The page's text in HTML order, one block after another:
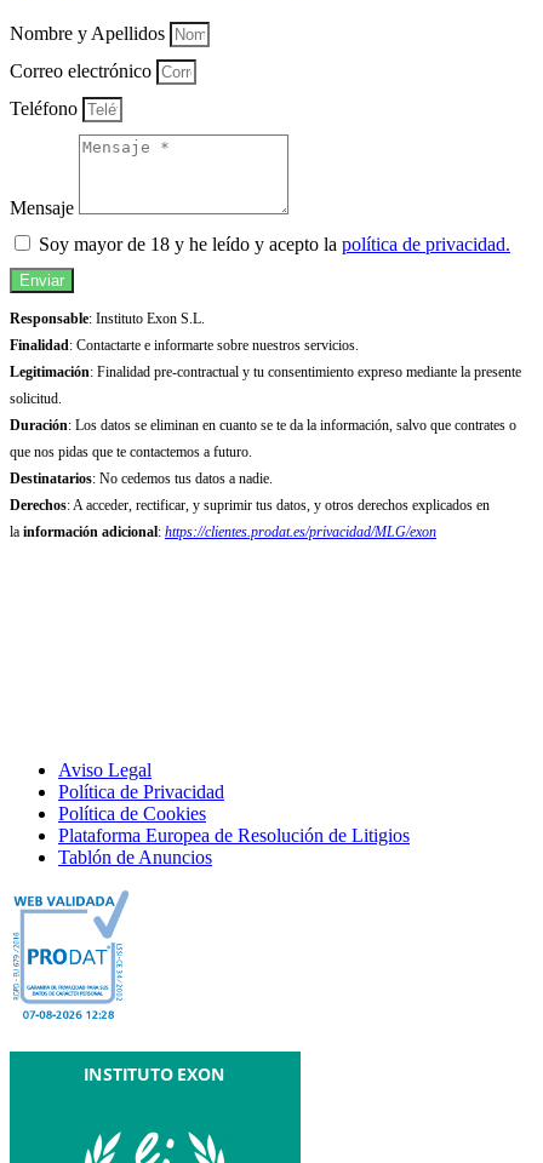
Nombre y Apellidos
Correo electrónico
Teléfono
Mensaje
Soy mayor de 18 y he leído y acepto la política de privacidad.
Enviar
Responsable: Instituto Exon S.L.
Finalidad: Contactarte e informarte sobre nuestros servicios.
Legitimación: Finalidad pre-contractual y tu consentimiento expreso mediante la presente
solicitud.
Duración: Los datos se eliminan en cuanto se te da la información, salvo que contrates o
que nos pidas que te contactemos a futuro.
Destinatarios: No cedemos tus datos a nadie.
Derechos: A acceder, rectificar, y suprimir tus datos, y otros derechos explicados en
la información adicional: https://clientes.prodat.es/privacidad/MLG/exon
Aviso Legal
Política de Privacidad
Política de Cookies
Plataforma Europea de Resolución de Litigios
Tablón de Anuncios